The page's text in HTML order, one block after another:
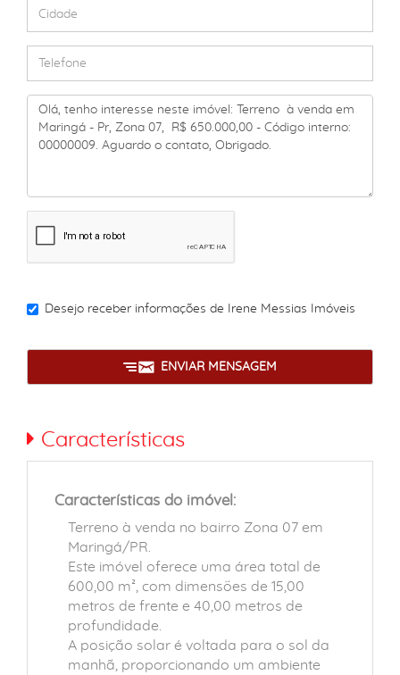
Desejo receber informações de Irene Messias Imóveis
ENVIAR MENSAGEM
Características
Características do imóvel:
Terreno à venda no bairro Zona 07 em
Maringá/PR.
Este imóvel oferece uma área total de
600,00 m², com dimensões de 15,00
metros de frente e 40,00 metros de
profundidade.
A posição solar é voltada para o sol da
manhã, proporcionando um ambiente